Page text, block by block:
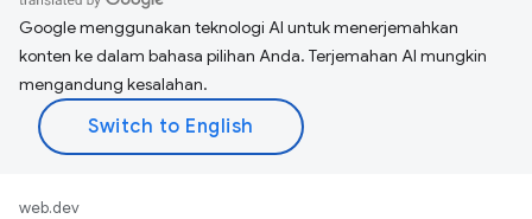
Google menggunakan teknologi AI untuk menerjemahkan
konten ke dalam bahasa pilihan Anda. Terjemahan AI mungkin
mengandung kesalahan.
web.dev